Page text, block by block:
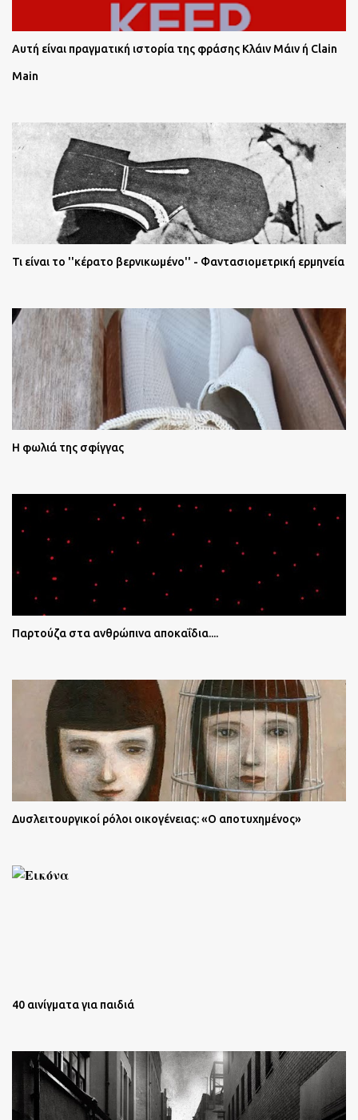
Αυτή είναι πραγματική ιστορία της φράσης Κλάιν Μάιν ή Clain
Main
Τι είναι το ''κέρατο βερνικωμένο'' - Φαντασιομετρική ερμηνεία
Η φωλιά της σφίγγας
Παρτούζα στα ανθρώπινα αποκαΐδια....
Δυσλειτουργικοί ρόλοι οικογένειας: «Ο αποτυχημένος»
40 αινίγματα για παιδιά